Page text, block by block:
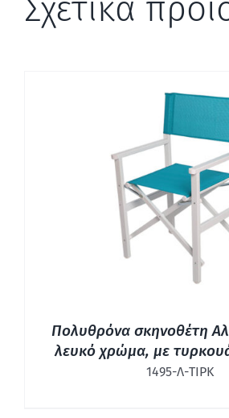
Σχετικά
ΛΕΠΤΟΜΈΡΕΙΕΣ
Πολυθρόνα σκηνοθέτη
λευκό χρώμα, με
1495-Λ-ΤΙΡΚ